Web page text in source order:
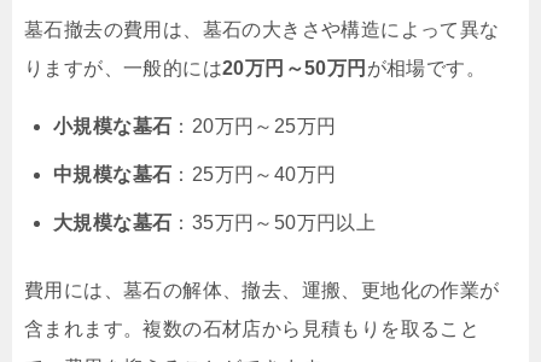
墓石撤去の費用は、墓石の大きさや構造によって異な
りますが、一般的には20万円～50万円 が相場です。
小規模な墓石 ：20万円～25万円
中規模な墓石 ：25万円～40万円
大規模な墓石 ：35万円～50万円以上
費用には、墓石の解体、撤去、運搬、更地化の作業が
含まれます。複数の石材店から見積もりを取ること